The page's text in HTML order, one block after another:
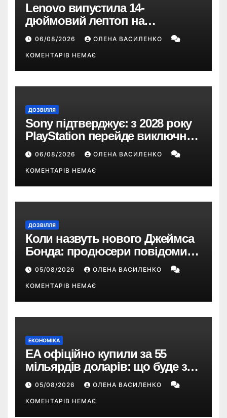
Lenovo випустила 14-
дюймовий лептоп на
Snapdragon X2 з автономністю
понад 33 години
06/08/2026 ОЛЕНА ВАСИЛЕНКО
КОМЕНТАРІВ НЕМАЄ
ДОЗВІЛЛЯ
Sony підтверджує: з 2028 року
PlayStation перейде виключно
на цифрові ігри
06/08/2026 ОЛЕНА ВАСИЛЕНКО
КОМЕНТАРІВ НЕМАЄ
ДОЗВІЛЛЯ
Коли назвуть нового Джеймса
Бонда: продюсери повідомили
про терміни кастингу
05/08/2026 ОЛЕНА ВАСИЛЕНКО
КОМЕНТАРІВ НЕМАЄ
ЕКОНОМІКА
EA офіційно купили за 55
мільярдів доларів: що буде з
EA Sports FC, Battlefield і The
Sims
05/08/2026 ОЛЕНА ВАСИЛЕНКО
КОМЕНТАРІВ НЕМАЄ